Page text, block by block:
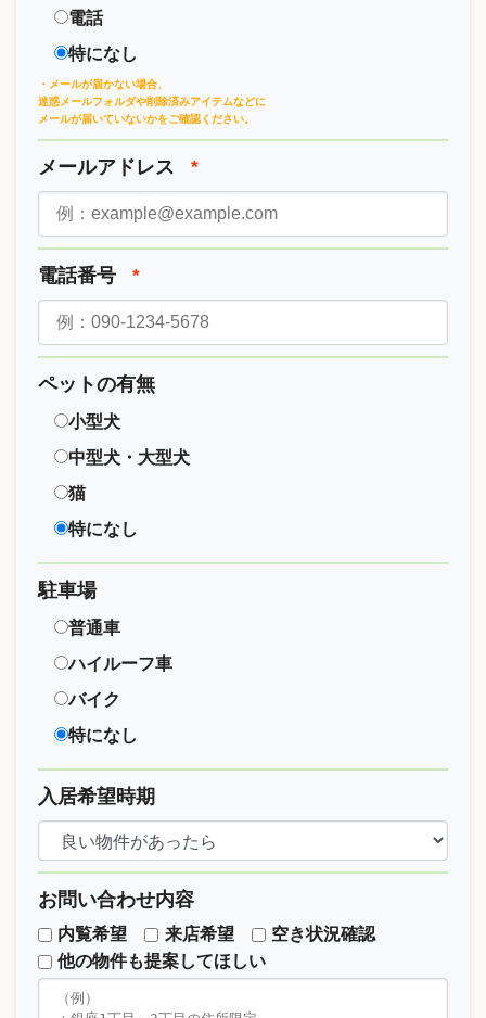
電話
特になし
・メールが届かない場合、
迷惑メールフォルダや削除済みアイテムなどに
メールが届いていないかをご確認ください。
メールアドレス *
電話番号 *
ペットの有無
小型犬
中型犬・大型犬
猫
特になし
駐車場
普通車
ハイルーフ車
バイク
特になし
入居希望時期
お問い合わせ内容
内覧希望 来店希望
空き状況確認
他の物件も提案してほしい